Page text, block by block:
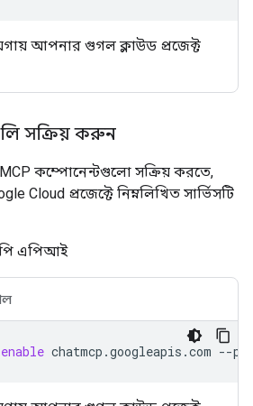
আপনার গুগল ক্লাউড প্রজেক্ট
সক্রিয় করুন
কম্পোনেন্টগুলো সক্রিয় করতে,
প্রজেক্টে নিম্নলিখিত সার্ভিসটি
এপিআই
enable chatmcp.googleapis.com --